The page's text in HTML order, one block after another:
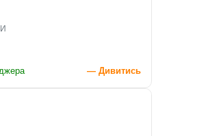
— Дивитись